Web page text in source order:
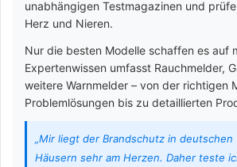
unabhängigen Testmagazinen und
Herz und Nieren.
Nur die besten Modelle schaffen es auf
Expertenwissen umfasst Rauchmelder,
weitere Warnmelder – von der richtigen
Problemlösungen bis zu detaillierten
„Mir liegt der Brandschutz in
Häusern sehr am Herzen. Daher teste